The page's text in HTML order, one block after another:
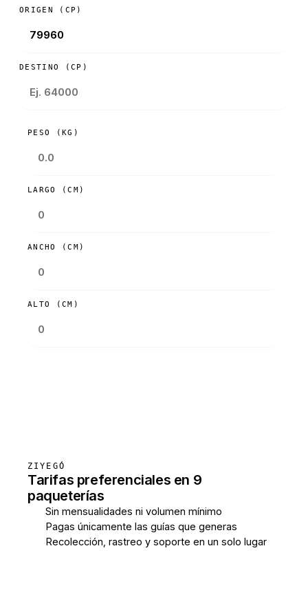
ORIGEN (CP)
DESTINO (CP)
PESO (KG)
LARGO (CM)
ANCHO (CM)
ALTO (CM)
ZIYEGÓ
Tarifas preferenciales en 9
paqueterías
Sin mensualidades ni volumen mínimo
Pagas únicamente las guías que generas
Recolección, rastreo y soporte en un solo lugar